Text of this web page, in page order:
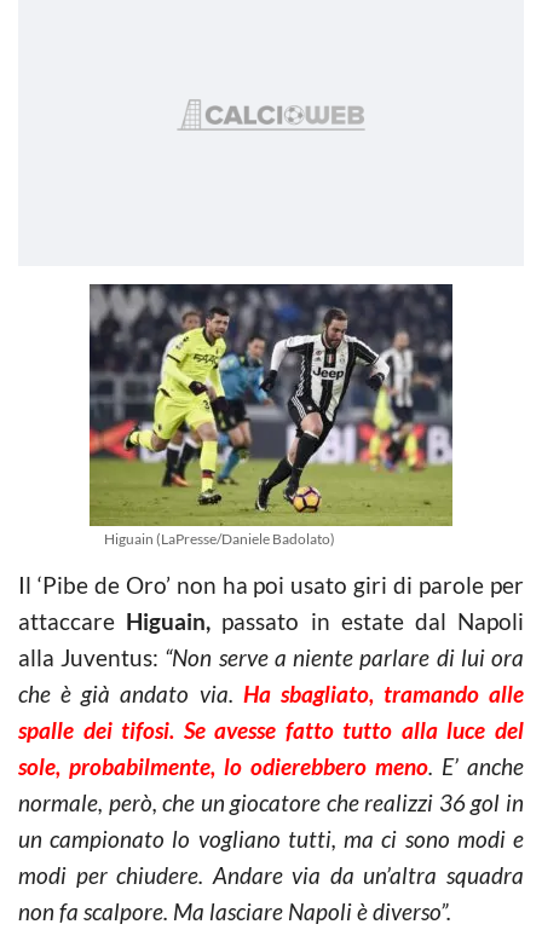
Higuain (LaPresse/Daniele Badolato)
Il ‘Pibe de Oro’ non ha poi usato giri di parole per
attaccare Higuain, passato in estate dal Napoli
alla Juventus: “Non serve a niente parlare di lui ora
che è già andato via. Ha sbagliato, tramando alle
spalle dei tifosi. Se avesse fatto tutto alla luce del
sole, probabilmente, lo odierebbero meno. E’ anche
normale, però, che un giocatore che realizzi 36 gol in
un campionato lo vogliano tutti, ma ci sono modi e
modi per chiudere. Andare via da un’altra squadra
non fa scalpore. Ma lasciare Napoli è diverso”.